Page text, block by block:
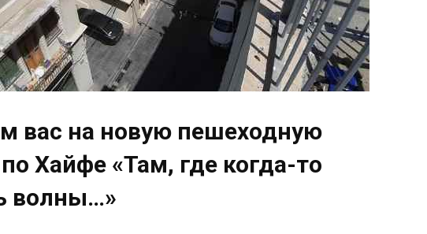
вас на новую пешеходную
Хайфе «Там, где когда-то
волны…»